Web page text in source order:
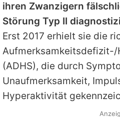
ihren Zwanzigern
Störung Typ II
Erst 2017 erhielt sie die
(ADHS), die durch
Unaufmerksamkeit,
Hyperaktivität